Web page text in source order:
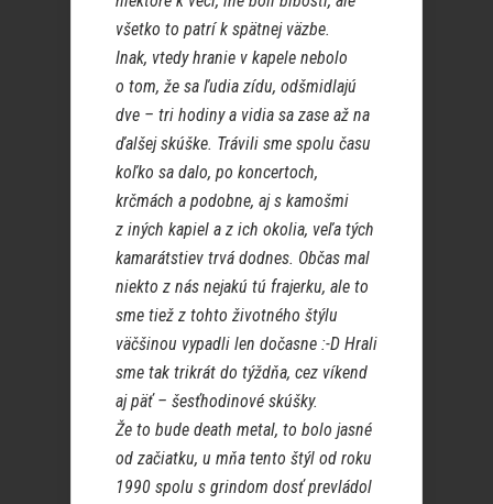
všetko to patrí k spätnej väzbe.
Inak, vtedy hranie v kapele nebolo
o tom, že sa ľudia zídu, odšmidlajú
dve – tri hodiny a vidia sa zase až na
ďalšej skúške. Trávili sme spolu času
koľko sa dalo, po koncertoch,
krčmách a podobne, aj s kamošmi
z iných kapiel a z ich okolia, veľa tých
kamarátstiev trvá dodnes. Občas mal
niekto z nás nejakú tú frajerku, ale to
sme tiež z tohto životného štýlu
väčšinou vypadli len dočasne :-D Hrali
sme tak trikrát do týždňa, cez víkend
aj päť – šesťhodinové skúšky.
Že to bude death metal, to bolo jasné
od začiatku, u mňa tento štýl od roku
1990 spolu s grindom dosť prevládol